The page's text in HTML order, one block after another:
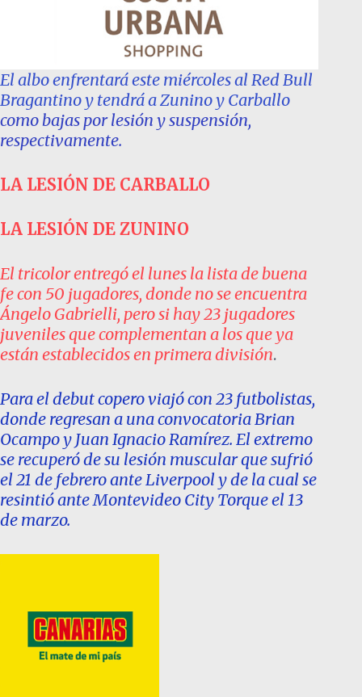
El albo enfrentará este miércoles al Red Bull
Bragantino y tendrá a Zunino y Carballo
como bajas por lesión y suspensión,
respectivamente.
LA LESIÓN DE CARBALLO
LA LESIÓN DE ZUNINO
El tricolor entregó el lunes la lista de buena
fe con 50 jugadores, donde no se encuentra
Ángelo Gabrielli, pero si hay 23 jugadores
juveniles que complementan a los que ya
están establecidos en primera división.
Para el debut copero viajó con 23 futbolistas,
donde regresan a una convocatoria Brian
Ocampo y Juan Ignacio Ramírez. El extremo
se recuperó de su lesión muscular que sufrió
el 21 de febrero ante Liverpool y de la cual se
resintió ante Montevideo City Torque el 13
de marzo.